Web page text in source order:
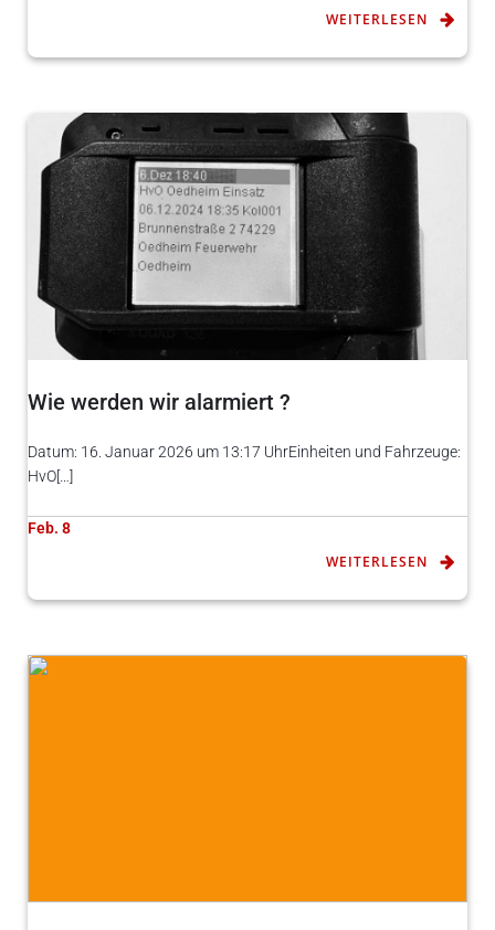
WEITERLESEN
Wie werden wir alarmiert ?
Datum: 16. Januar 2026 um 13:17 UhrEinheiten und Fahrzeuge:
HvO[…]
Feb. 8
WEITERLESEN